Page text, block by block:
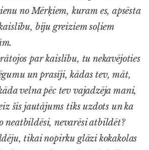
no Mērķiem, kuram es, apsēsta
biju greiziem soļiem
par kaislību, tu nekavējoties
un prasīji, kādas tev, māt,
velna pēc tev vajadzēja mani,
šis jautājums tiks uzdots un ka
neatbildēsi, nevarēsi atbildēt?
tikai nopirku glāzi kokakolas